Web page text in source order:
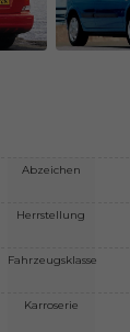
Abzeichen
Herrstellung
Fahrzeugsklasse
Karroserie